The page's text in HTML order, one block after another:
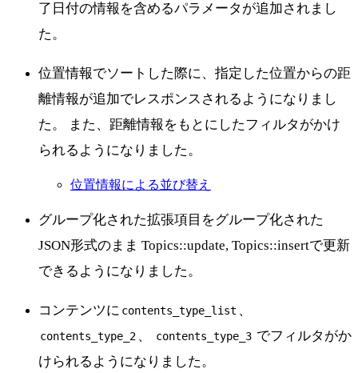
了日付の情報を含めるパラメータが追加されまし
た。
位置情報でソートした際に、指定した位置からの距
離情報が追加でレスポンスされるようになりまし
た。 また、距離情報をもとにしたフィルタがかけ
られるようになりました。
位置情報による並び替え
グループ化された拡張項目をグループ化された
JSON形式のまま Topics::update, Topics::insertで更新
できるようになりました。
コンテンツに contents_type_list 、
contents_type_2 、 contents_type_3 でフィルタがか
けられるようになりました。